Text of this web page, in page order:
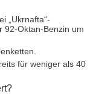
„Ukrnafta“-
92-Oktan-Benzin um
für weniger als 40